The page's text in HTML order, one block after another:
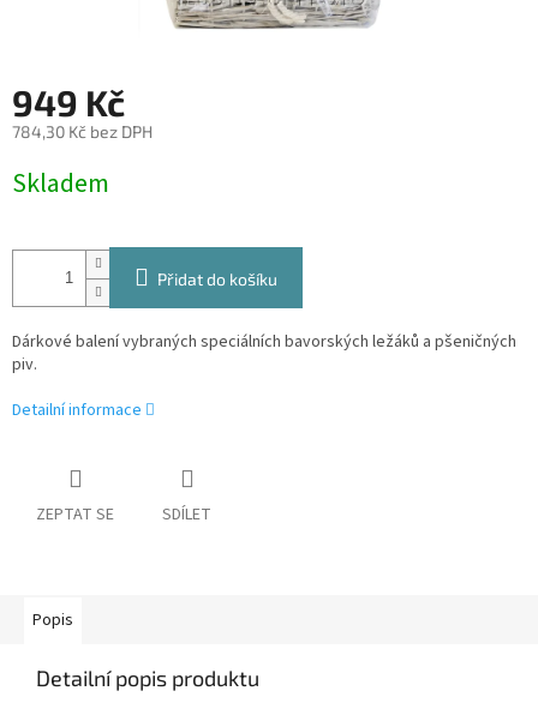
949 Kč
784,30 Kč bez DPH
cena:
Skladem
Přidat do košíku
Dárkové balení vybraných speciálních bavorských ležáků a pšeničných
piv.
Detailní informace
ZEPTAT SE SDÍLET
Popis
Detailní popis produktu